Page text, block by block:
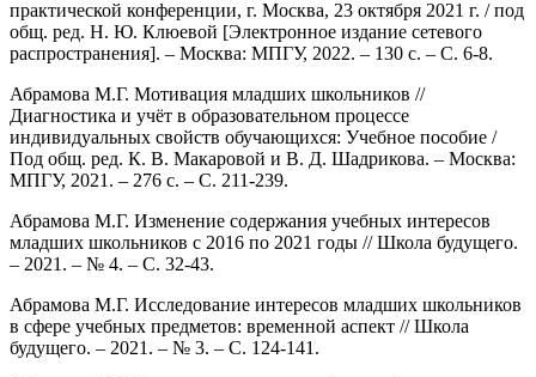
практической конференции, г. Москва, 23 октября 2021 г. / под
общ. ред. Н. Ю. Клюевой [Электронное издание сетевого
распространения]. – Москва: МПГУ, 2022. – 130 с. – С. 6-8.
Абрамова М.Г. Мотивация младших школьников //
Диагностика и учёт в образовательном процессе
индивидуальных свойств обучающихся: Учебное пособие /
Под общ. ред. К. В. Макаровой и В. Д. Шадрикова. – Москва:
МПГУ, 2021. – 276 с. – С. 211-239.
Абрамова М.Г. Изменение содержания учебных интересов
младших школьников с 2016 по 2021 годы // Школа будущего.
– 2021. – № 4. – С. 32-43.
Абрамова М.Г. Исследование интересов младших школьников
в сфере учебных предметов: временной аспект // Школа
будущего. – 2021. – № 3. – С. 124-141.